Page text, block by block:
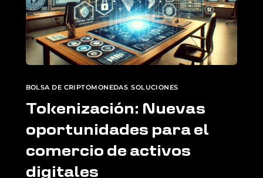
BOLSA DE CRIPTOMONEDAS,SOLUCIONES
Tokenización: Nuevas
oportunidades para el
comercio de activos
digitales